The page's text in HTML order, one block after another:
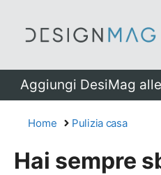
Aggiungi DesiMag
Home Pulizia casa
Hai sempre